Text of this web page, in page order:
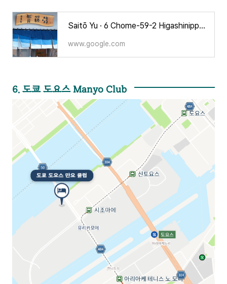
Saitō Yu · 6 Chome-59-2 Higashinippori, Arakawa City, Tokyo 116-0014 일본
www.google.com
6. 도쿄 도요스 Manyo Club